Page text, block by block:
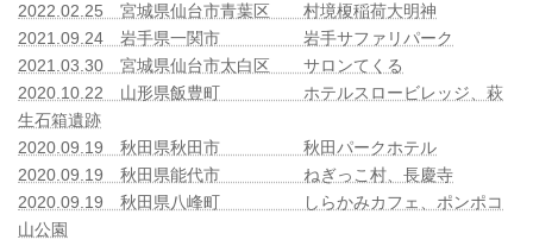
2022.02.25 宮城県仙台市青葉区 村境榎稲荷大明神
2021.09.24 岩手県一関市 岩手サファリパーク
2021.03.30 宮城県仙台市太白区 サロンてくる
2020.10.22 山形県飯豊町 ホテルスロービレッジ、萩
生石箱遺跡
2020.09.19 秋田県秋田市 秋田パークホテル
2020.09.19 秋田県能代市 ねぎっこ村、長慶寺
2020.09.19 秋田県八峰町 しらかみカフェ、ポンポコ
山公園
ムビルディングの講師を務めまし
た（福島県福島市）
2026年6月13日
★★★仙台第２合同庁舎で中堅係
員研修の講師を務めました（宮城
県仙台市）